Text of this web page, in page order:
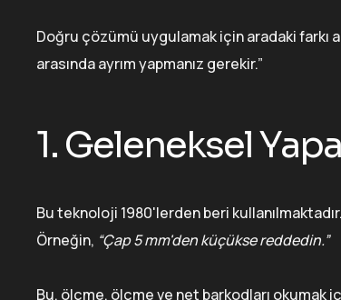
Doğru çözümü uygulamak için aradaki farkı
arasında ayrım yapmanız gerekir.”
1. Geleneksel
Bu teknoloji 1980'lerden beri
Örneğin, “Çap 5 mm'den küçükse reddedin.”
Bu, ölçme, ölçme ve net barkodları okumak